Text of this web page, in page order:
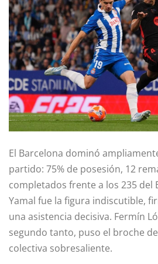
El Barcelona dominó
partido: 75% de posesión, 12
completados frente a los 235 del
Yamal fue la figura indiscutible,
una asistencia decisiva. Fermín
segundo tanto, puso el broche
colectiva sobresaliente.